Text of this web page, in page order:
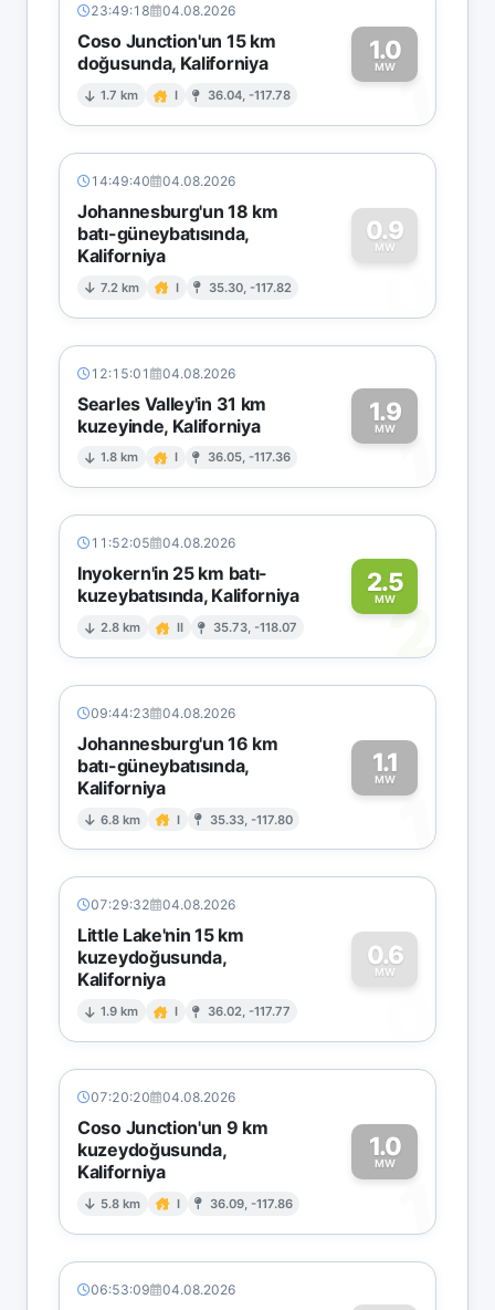
23:49:18 04.08.2026
Coso Junction'un 15 km
doğusunda, Kaliforniya
1.7 km I 36.04, -117.78
1.0
MW1
14:49:40 04.08.2026
Johannesburg'un 18 km
batı-güneybatısında,
Kaliforniya
7.2 km I 35.30, -117.82
0.9
MW
0
12:15:01 04.08.2026
Searles Valley'in 31 km
kuzeyinde, Kaliforniya
1.8 km I 36.05, -117.36
1.9
MW1
11:52:05 04.08.2026
Inyokern'in 25 km batı-
kuzeybatısında, Kaliforniya
2.8 km II 35.73, -118.07
2.5
MW2
09:44:23 04.08.2026
Johannesburg'un 16 km
batı-güneybatısında,
Kaliforniya
6.8 km I 35.33, -117.80
1.1
MW
1
07:29:32 04.08.2026
Little Lake'nin 15 km
kuzeydoğusunda,
Kaliforniya
1.9 km I 36.02, -117.77
0.6
MW
0
07:20:20 04.08.2026
Coso Junction'un 9 km
kuzeydoğusunda,
Kaliforniya
5.8 km I 36.09, -117.86
1.0
MW
1
06:53:09 04.08.2026